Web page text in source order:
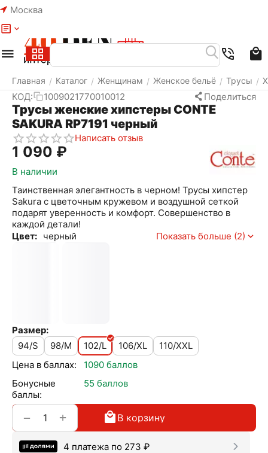
Москва
Главная / Каталог / Женщинам / Женское бельё / Трусы /
КОД: 1009021770010012 Поделиться
Трусы женские хипстеры CONTE
SAKURA RP7191 черный
Написать отзыв
1 090 ₽
В наличии
Таинственная элегантность в черном! Трусы хипстер
Sakura с цветочным кружевом и воздушной сеткой
подарят уверенность и комфорт. Совершенство в
каждой детали!
Цвет: черный Показать больше (2)
Размер:
94/S
98/M 102/L 106/XL
110/XXL
Цена в баллах:
1090 баллов
Бонусные
баллы:
55 баллов
+
− В корзину
4 платежа по 273 ₽
Меню